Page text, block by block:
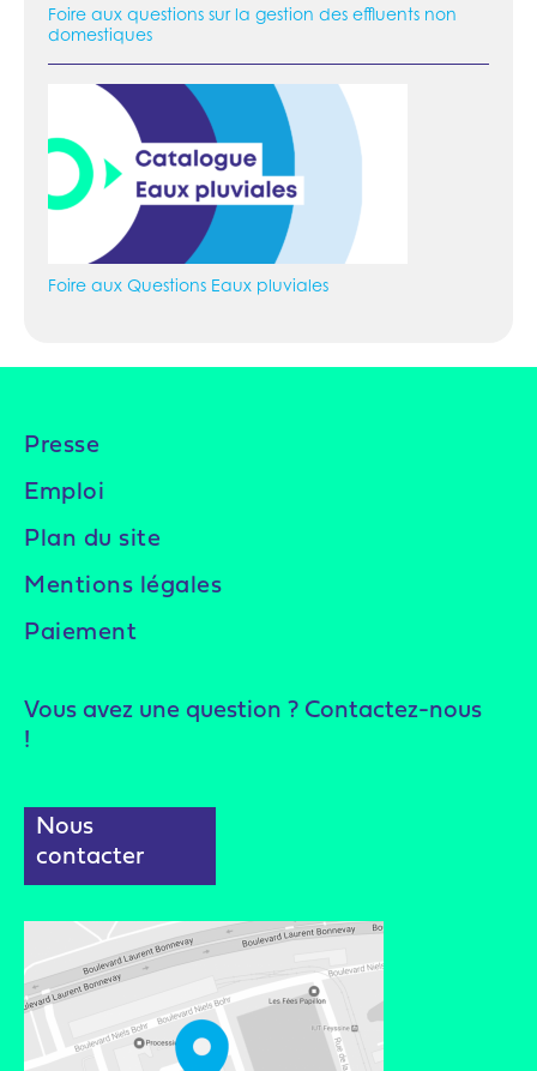
Foire aux questions sur la gestion des effluents non
domestiques
Foire aux Questions Eaux pluviales
Presse
Emploi
Plan du site
Mentions légales
Paiement
Vous avez une question ? Contactez-nous
!
Nous
contacter